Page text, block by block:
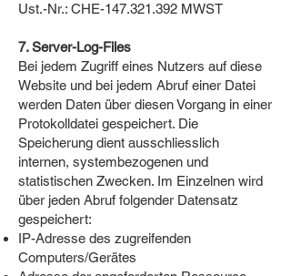
Ust.-Nr.: CHE-147.321.392 MWST
7. Server-Log-Files
Bei jedem Zugriff eines Nutzers auf diese
Website und bei jedem Abruf einer Datei
werden Daten über diesen Vorgang in einer
Protokolldatei gespeichert. Die
Speicherung dient ausschliesslich
internen, systembezogenen und
statistischen Zwecken. Im Einzelnen wird
über jeden Abruf folgender Datensatz
gespeichert:
IP-Adresse des zugreifenden
Computers/Gerätes